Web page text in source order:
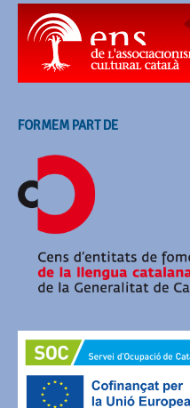
FORMEM PART DE